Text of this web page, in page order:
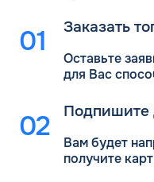
Заказать
Оставьте
для Вас
Подпишите
Вам будет
получите